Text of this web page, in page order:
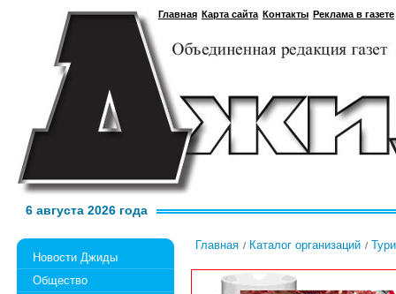
Главная Карта сайта Контакты Реклама в газете
6 августа 2026 года
Новости Джиды
Общество
Главная Каталог организаций